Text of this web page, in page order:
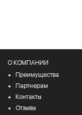
О КОМПАНИИ
Преимущества
Партнерам
Контакты
Отзывы